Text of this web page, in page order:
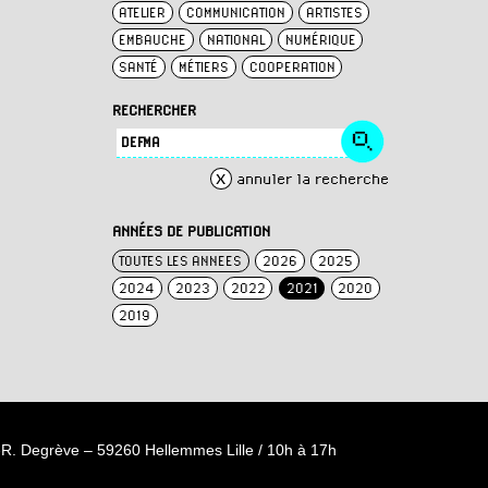
ATELIER
COMMUNICATION
ARTISTES
EMBAUCHE
NATIONAL
NUMÉRIQUE
SANTÉ
MÉTIERS COOPERATION
RECHERCHER
x annuler la recherche
ANNÉES DE PUBLICATION
TOUTES LES ANNEES 2026
2025
2024
2023 2022 2021
2020
2019
Degrève – 59260 Hellemmes Lille / 10h à 17h